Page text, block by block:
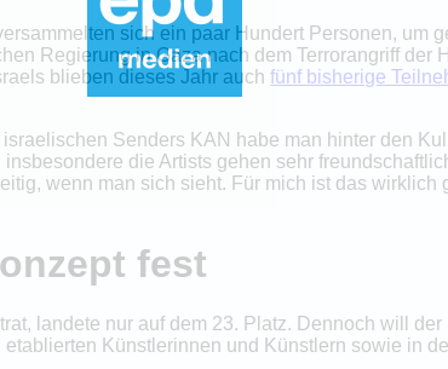
sich ein paar Hundert Personen, um
Regierung in Gaza nach dem Terrorangriff der
blieben dieses Jahr auchfünf bisherige
Senders KAN habe man hinter den
die Artists gehen sehr
wenn man sich sieht. Für mich ist das
fest
landete nur auf dem 23. Platz. Dennoch will
Künstlerinnen und Künstlern sowie in